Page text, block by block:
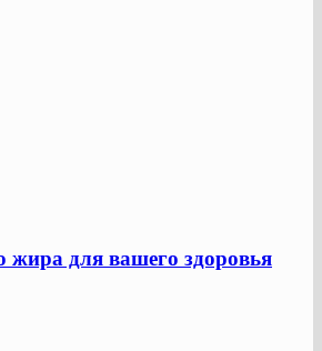
жира для вашего здоровья